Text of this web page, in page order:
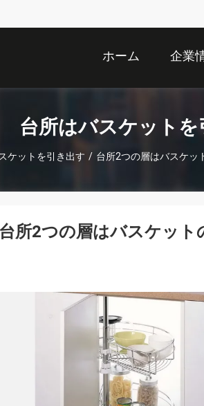
ホーム 企業
台所はバスケット
ケットを引き出す / 台所2つの層はバスケッ
台所2つの層はバスケッ